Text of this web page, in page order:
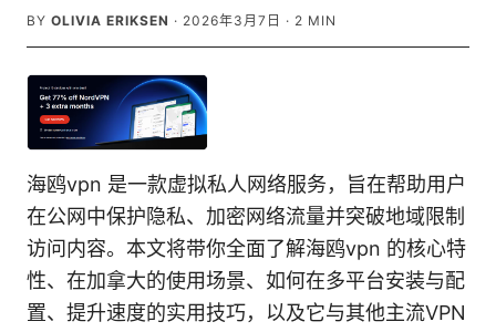
BY OLIVIA ERIKSEN · 2026年3月7日 · 2 MIN
海鸥vpn 是一款虚拟私人网络服务，旨在帮助用户
在公网中保护隐私、加密网络流量并突破地域限制
访问内容。本文将带你全面了解海鸥vpn 的核心特
性、在加拿大的使用场景、如何在多平台安装与配
置、提升速度的实用技巧，以及它与其他主流VPN